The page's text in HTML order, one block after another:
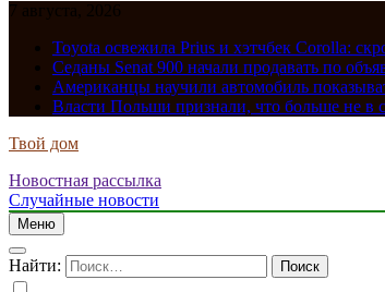
7 августа, 2026
Toyota освежила Prius и хэтчбек Corolla:
Седаны Senat 900 начали продавать по
Американцы научили автомобиль
Власти Польши признали, что больше не в
Твой дом
Новостная рассылка
Случайные новости
Меню
Найти: